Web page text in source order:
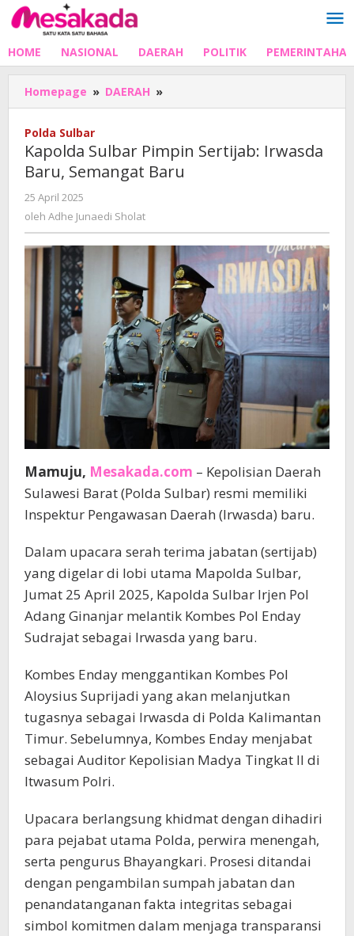
Lewati
ke
HOME NASIONAL DAERAH POLITIK
Homepage » DAERAH »
Sulbar
Irwasda
Baru,
Polda Sulbar
Kapolda Sulbar Pimpin Sertijab: Irwasda
Baru, Semangat Baru
25 April 2025
Adhe
oleh Adhe Junaedi Sholat
Mamuju, Mesakada.com – Kepolisian Daerah
Sulawesi Barat (Polda Sulbar) resmi memiliki
Inspektur Pengawasan Daerah (Irwasda) baru.
Dalam upacara serah terima jabatan (sertijab)
yang digelar di lobi utama Mapolda Sulbar,
Jumat 25 April 2025, Kapolda Sulbar Irjen Pol
Adang Ginanjar melantik Kombes Pol Enday
Sudrajat sebagai Irwasda yang baru.
Kombes Enday menggantikan Kombes Pol
Aloysius Suprijadi yang akan melanjutkan
tugasnya sebagai Irwasda di Polda Kalimantan
Timur. Sebelumnya, Kombes Enday menjabat
sebagai Auditor Kepolisian Madya Tingkat II di
Itwasum Polri.
Upacara berlangsung khidmat dengan dihadiri
para pejabat utama Polda, perwira menengah,
serta pengurus Bhayangkari. Prosesi ditandai
dengan pengambilan sumpah jabatan dan
penandatanganan fakta integritas sebagai
simbol komitmen dalam menjaga transparansi